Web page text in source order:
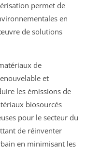
permet de
en
de solutions
de
et
les émissions de
biosourcés
pour le secteur du
de réinventer
en minimisant les